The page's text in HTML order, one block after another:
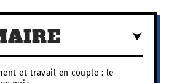
et travail en couple : le